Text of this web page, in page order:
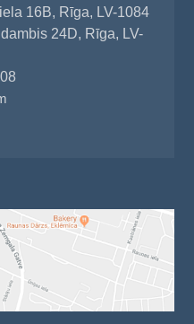
16B, Rīga, LV-1084
24D, Rīga, LV-